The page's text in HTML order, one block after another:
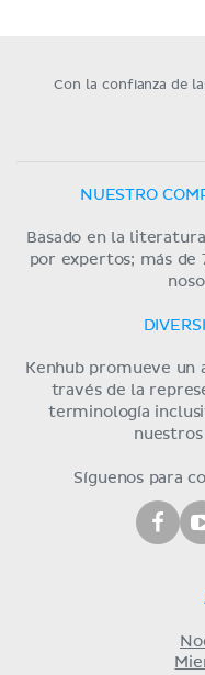
Con la confianza de
NUESTRO
Basado en la
por expertos; más de
Kenhub promueve un
través de la
terminología
nuestros
Síguenos para